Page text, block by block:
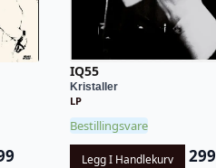
IQ55
Kristaller
LP
Bestillingsvare
Legg I Handlekurv 299